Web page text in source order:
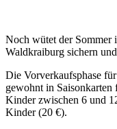
Noch wütet der Sommer
Waldkraiburg sichern
Die Vorverkaufsphase
gewohnt in
Kinder zwischen 6 und
Kinder (20 €).